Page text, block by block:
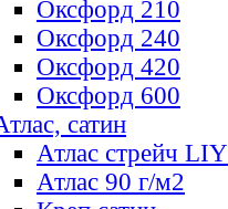
Оксфорд 210
Оксфорд 240
Оксфорд 420
Оксфорд 600
сатин
Атлас стрейч LIY
Атлас 90 г/м2